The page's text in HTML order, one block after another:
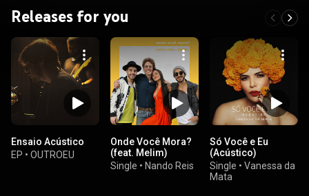
Releases for you
Ensaio Acústico
EP • OUTROEU
Onde Você Mora?
(feat. Melim)
Single • Nando Reis
Só Você e Eu
(Acústico)
Single • Vanessa da
Mata